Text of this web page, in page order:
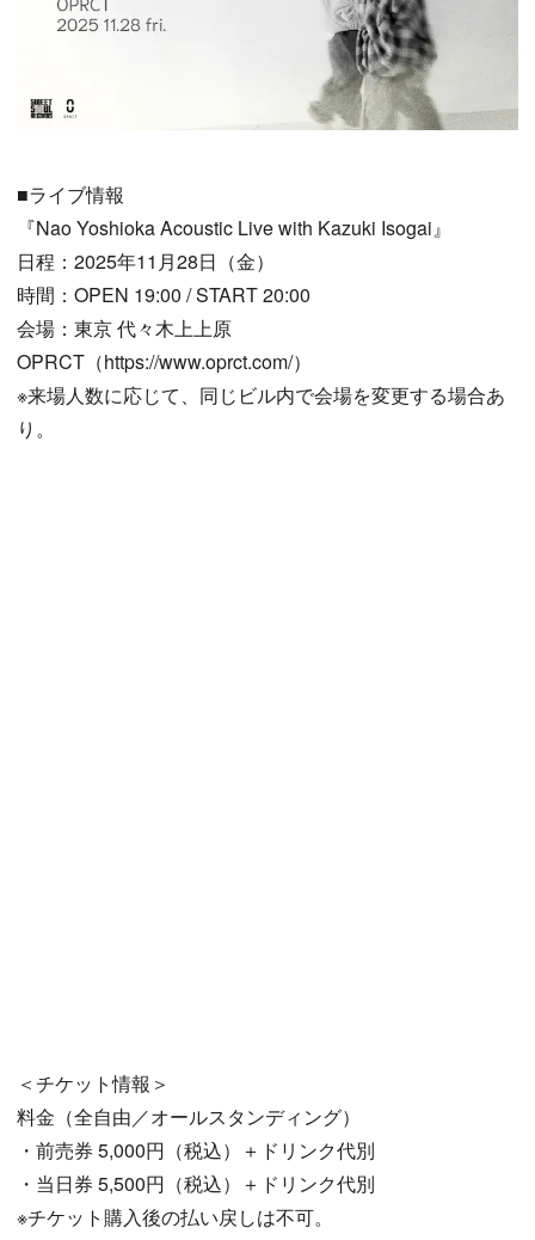
■ライブ情報
『Nao Yoshioka Acoustic Live with Kazuki Isogai』
日程：2025年11月28日（金）
時間：OPEN 19:00 / START 20:00
会場：東京 代々木上上原
OPRCT（https://www.oprct.com/）
※来場人数に応じて、同じビル内で会場を変更する場合あ
り。
＜チケット情報＞
料金（全自由／オールスタンディング）
・前売券 5,000円（税込）＋ドリンク代別
・当日券 5,500円（税込）＋ドリンク代別
※チケット購入後の払い戻しは不可。